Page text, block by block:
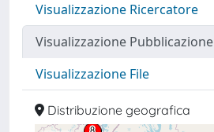
Visualizzazione Ricercatore
Visualizzazione Pubblicazione
Visualizzazione File
Distribuzione geografica